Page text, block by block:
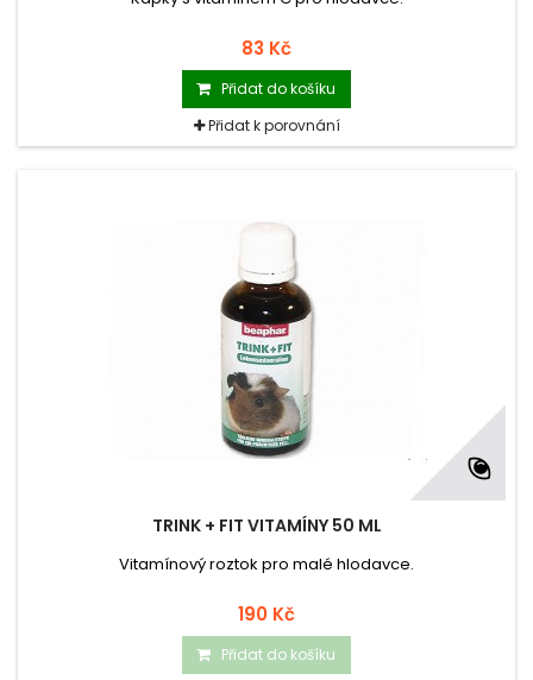
83 Kč
Přidat do košíku
Přidat k porovnání
TRINK + FIT VITAMÍNY 50 ML
Vitamínový roztok pro malé hlodavce.
190 Kč
Přidat do košíku